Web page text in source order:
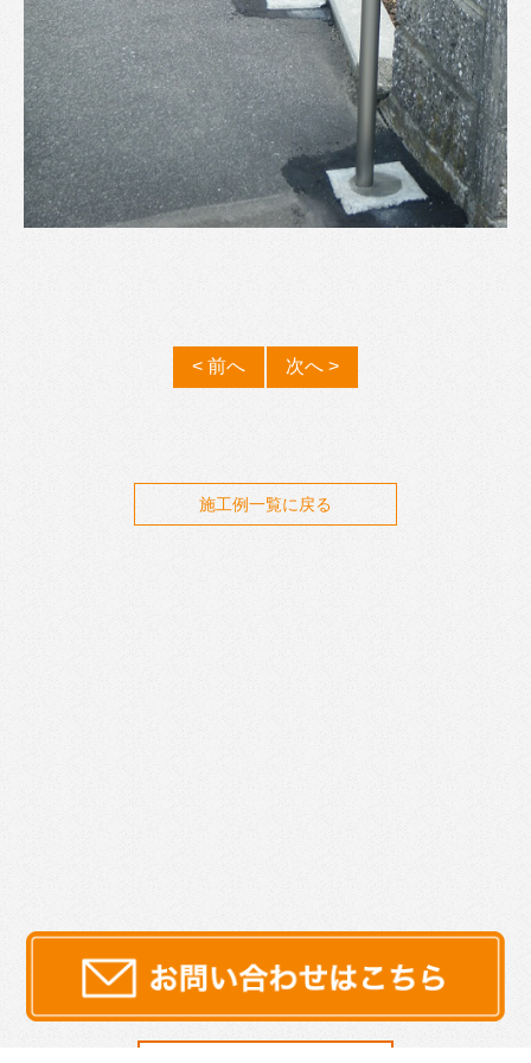
< 前へ 次へ >
施工例一覧に戻る
サイトマップ |プライバシーポリシー